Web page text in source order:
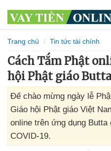
Trang chủ Tin tức tài chính
Cách Tắm Phật
hội Phật giáo
Để chào mừng ngày lễ
Giáo hội Phật giáo Việt
online trên ứng dụng Butta
COVID-19.